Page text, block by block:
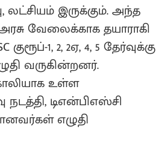
இருக்கும். அந்த
வேலைக்காக தயாராகி
1, 2, 2ஏ, 4, 5 தேர்வுக்கு
வருகின்றனர்.
உள்ள
டிஎன்பிஎஸ்சி
எழுதி